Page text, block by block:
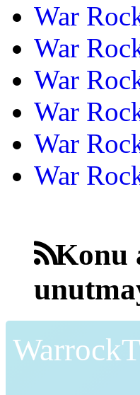
War
War
War
War
War
War
Konu